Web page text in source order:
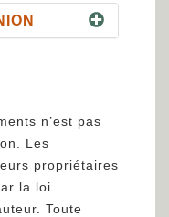
n’est pas
Les
propriétaires
la loi
Toute